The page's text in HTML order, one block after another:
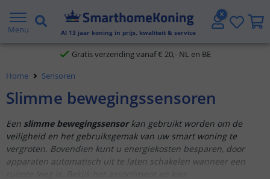
Menu Al 13 jaar koning in prijs, kwaliteit & service
2 jaar garantie
Gratis verzending vanaf € 20,- NL en BE
Voor 23:45 uur besteld,
Home Sensoren
Slimme bewegingssensoren
Een slimme bewegingssensorkan gebruikt worden om de
veiligheid en het gebruiksgemak van uw smart woning te
vergroten. Bovendien kunt u energiekosten besparen, door
apparaten automatisch uit te laten schakelen wanneer een